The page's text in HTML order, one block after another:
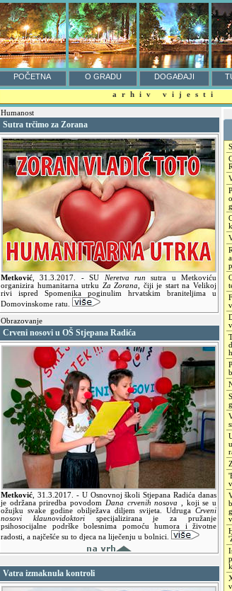
POČETNA O GRADU DOGAĐAJI
arhiv vijesti
Humanost
Sutra trčimo za Zorana
Metković ,31.3.2017. - SU Neretva run sutra u Metkoviću
organizira humanitarna utrku Za Zorana
, čiji je start na Velikoj
rivi ispred Spomenika poginulim hrvatskim braniteljima u
Domovinskome ratu.
Obrazovanje
Crveni nosovi u OŠ Stjepana Radića
Metković 31.3.2017. - U Osnovnoj školi Stjepana Radića danas
je održana priredba povodom
Dana crvenih nosova
, koji se u
ožujku svake godine obilježava diljem svijeta. Udruga Crveni
nosovi klaunovidoktori specijalizirana je za pružanje
psihosocijalne podrške bolesnima pomoću humora i životne
radosti, a najčešće su to djeca na liječenju u bolnici.
Vatra izmaknula kontroli